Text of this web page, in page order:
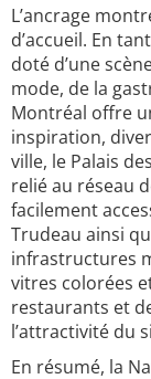
L’ancrage
d’accueil. En
doté d’une
mode, de la
Montréal offre
inspiration,
ville, le Palais
relié au réseau
facilement
Trudeau ainsi
infrastructures
vitres colorées
restaurants et
l’attractivité du
En résumé, la